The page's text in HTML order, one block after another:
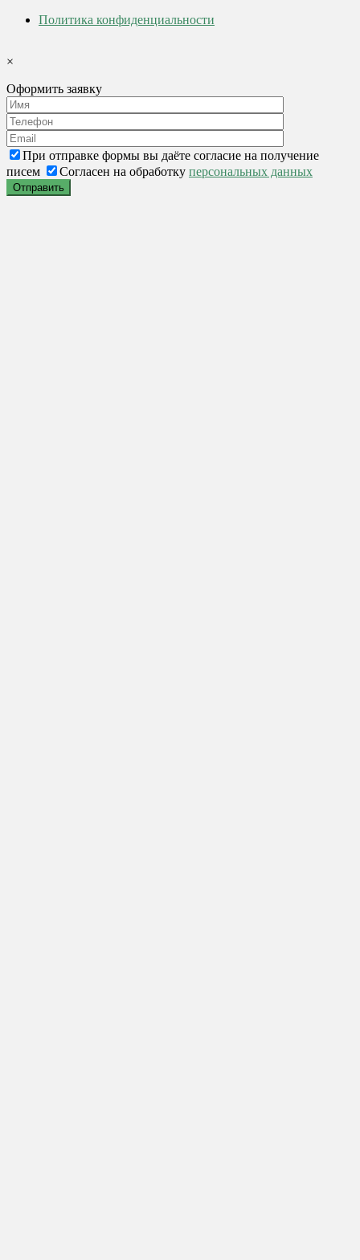
Политика конфиденциальности
×
Оформить заявку
При отправке формы вы даёте согласие на получение
писем
Согласен на обработку персональных данных